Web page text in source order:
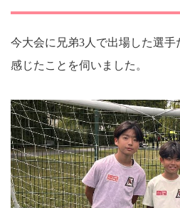
今大会に兄弟3人で出場した選
感じたことを伺いました。